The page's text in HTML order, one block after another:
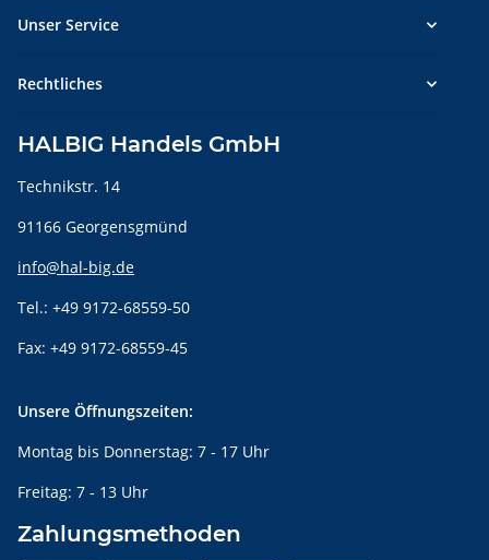
Unser Service
Rechtliches
HALBIG Handels GmbH
Technikstr. 14
91166 Georgensgmünd
info@hal-big.de
Tel.: +49 9172-68559-50
Fax: +49 9172-68559-45
Unsere Öffnungszeiten:
Montag bis Donnerstag: 7 - 17 Uhr
Freitag: 7 - 13 Uhr
Zahlungsmethoden